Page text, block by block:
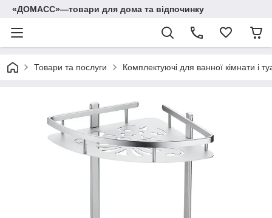
«ДОМАСС»—товари для дома та відпочинку
Товари та послуги Комплектуючі для ванної кімнати і